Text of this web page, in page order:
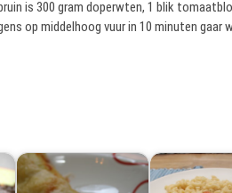
is 300 gram doperwten, 1 blik
op middelhoog vuur in 10 minuten gaar